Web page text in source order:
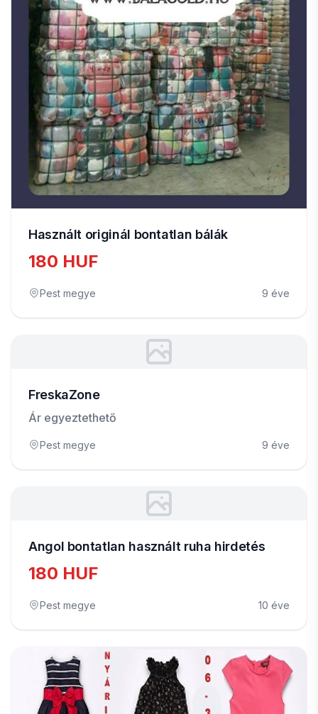
Használt originál bontatlan bálák
180 HUF
Pest megye 9 éve
FreskaZone
Ár egyeztethető
Pest megye 9 éve
Angol bontatlan használt ruha hirdetés
180 HUF
Pest megye 10 éve